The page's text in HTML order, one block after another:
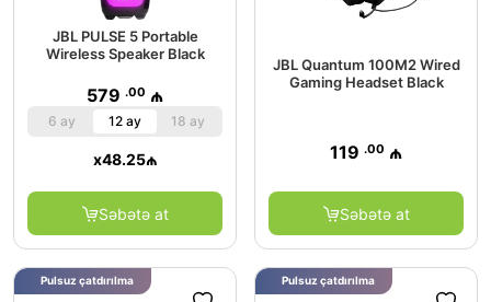
JBL PULSE 5 Portable
Wireless Speaker Black
579 .00 ₼
6 ay 12 ay 18 ay
x48.25₼
Səbətə at
JBL Quantum 100M2 Wired
Gaming Headset Black
119 .00 ₼
Səbətə at
Pulsuz çatdırılma Pulsuz çatdırılma